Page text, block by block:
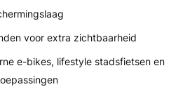
voor extra zichtbaarheid
e-bikes, lifestyle stadsfietsen en